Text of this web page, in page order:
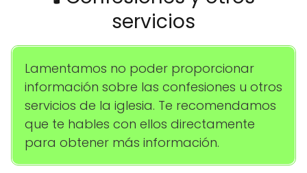
servicios
Lamentamos no poder proporcionar
información sobre las confesiones u otros
servicios de la iglesia. Te recomendamos
que te hables con ellos directamente
para obtener más información.